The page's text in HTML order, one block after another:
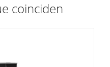
coinciden